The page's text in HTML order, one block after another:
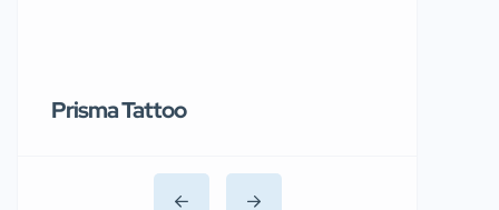
Prisma Tattoo